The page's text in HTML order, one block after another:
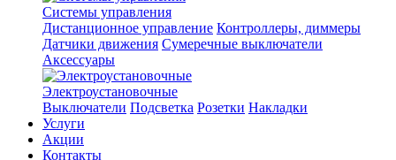
Системы управления
Дистанционное управление Контроллеры, диммеры
Датчики движения Сумеречные выключатели
Аксессуары
Электроустановочные
Выключатели Подсветка Розетки Накладки
Услуги
Акции
Контакты